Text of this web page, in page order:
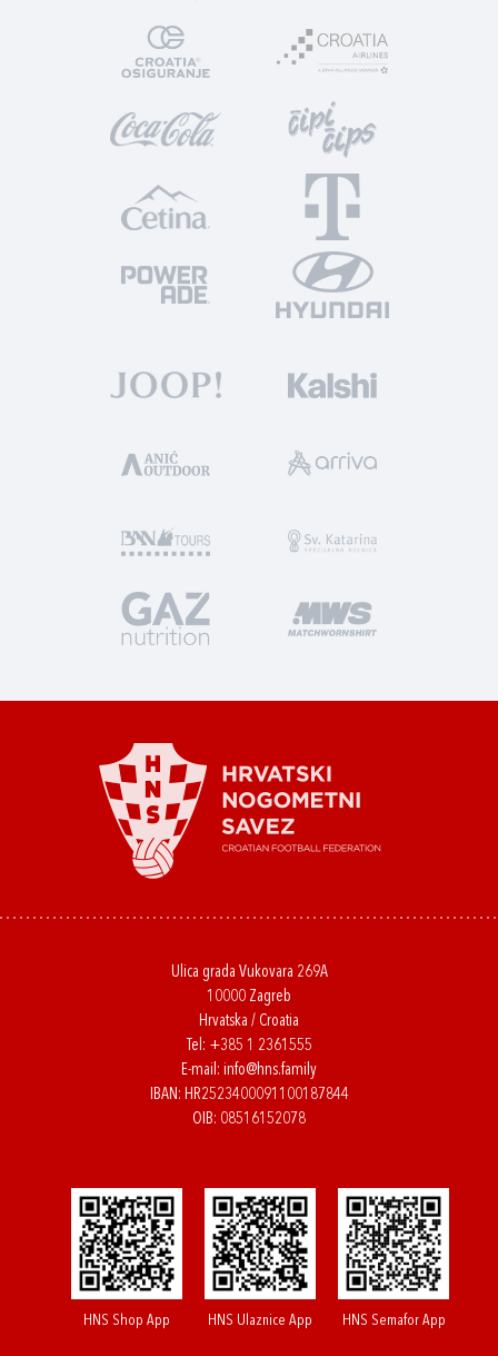
Ulica grada Vukovara 269A
10000 Zagreb
Hrvatska / Croatia
Tel: +385 1 2361555
E-mail: info@hns.family
IBAN: HR2523400091100187844
OIB: 08516152078
HNS Shop App HNS Ulaznice App HNS Semafor App